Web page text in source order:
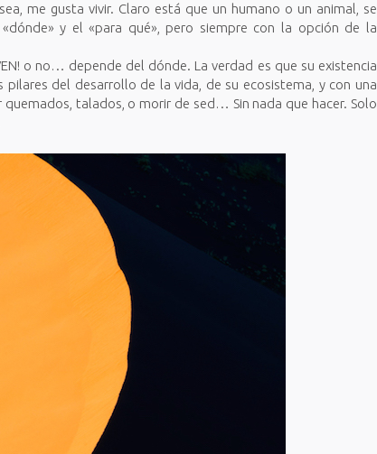
me gusta vivir. Claro está que un humano o un animal, se
y el «para qué», pero siempre con la opción de la
o no… depende del dónde. La verdad es que su existencia
del desarrollo de la vida, de su ecosistema, y con una
talados, o morir de sed… Sin nada que hacer. Solo